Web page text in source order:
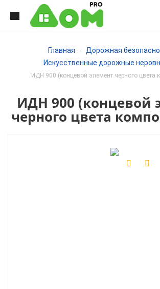
Главная - Дорожная
Искусственные дорожные
ИДН 900 (концевой элемент черного цвета
ИДН 900 (концевой
черного цвета